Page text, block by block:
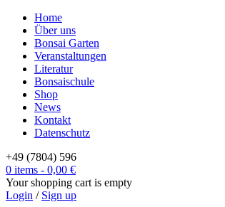
Home
Über uns
Bonsai Garten
Veranstaltungen
Literatur
Bonsaischule
Shop
News
Kontakt
Datenschutz
+49 (7804) 596
0 items - 0,00 €
Your shopping cart is empty
Login / Sign up